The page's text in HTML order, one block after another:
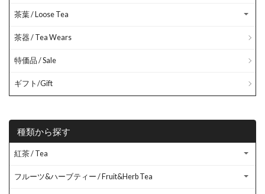
茶葉 / Loose Tea
茶器 / Tea Wears
特価品 / Sale
ギフト/Gift
種類から探す
紅茶 / Tea
フルーツ&ハーブティー / Fruit&Herb Tea